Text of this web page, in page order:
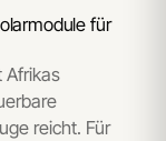
für
Afrikas
reicht. Für